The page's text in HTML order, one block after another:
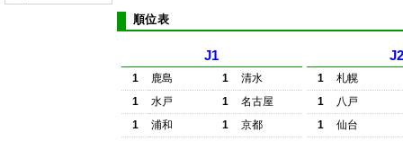
順位表
J1
1 鹿島 1
清水
1
水戸 1
名古屋
1
浦和 1
京都
1
札幌
1
八戸
1
仙台